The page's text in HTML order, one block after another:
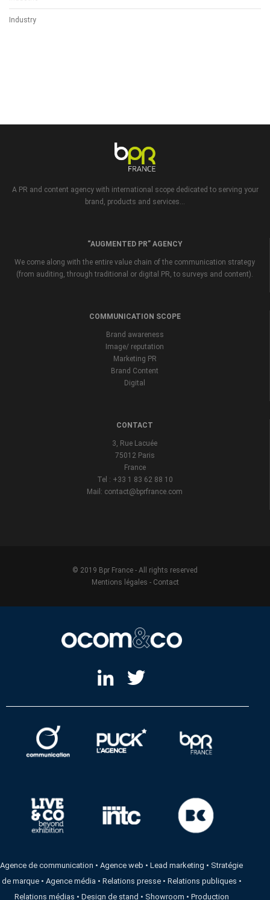
Industry
A PR and content agency with international scope dedicated to serving your
brand, products and services...
“AUGMENTED PR” AGENCY
We come along with the entire value chain of the communication strategy
(from auditing, through traditional or digital PR, to surveys and content).
COMMUNICATION SCOPE
Brand awareness
Image/ reputation
Marketing PR
Brand Content
Digital
CONTACT
3, Rue Lacuée
75012 Paris
France
Tel : +33 1 83 62 88 10
Mail: contact@bprfrance.com
© 2019 Bpr France - All rights reserved
Mentions légales - Contact
Agence de communication •Agence web •Lead marketing • Stratégie
de marque• Agence média • Relations presse• Relations publiques •
Relations médias • Design de stand • Showroom • Production